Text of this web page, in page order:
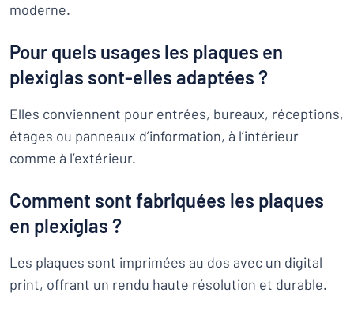
moderne.
Pour quels usages les plaques en
plexiglas sont-elles adaptées ?
Elles conviennent pour entrées, bureaux, réceptions,
étages ou panneaux d’information, à l’intérieur
comme à l’extérieur.
Comment sont fabriquées les plaques
en plexiglas ?
Les plaques sont imprimées au dos avec un digital
print, offrant un rendu haute résolution et durable.